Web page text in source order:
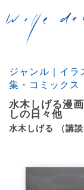
ジャンル｜イラ
集・コミックス
水木しげる漫
しの日々他
水木しげる （講談